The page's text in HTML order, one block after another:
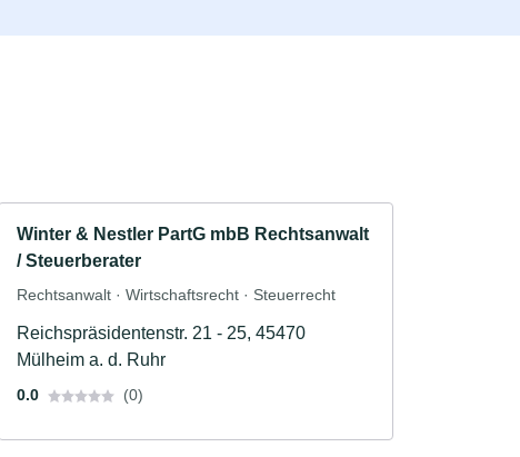
Winter & Nestler PartG mbB Rechtsanwalt
/ Steuerberater
Rechtsanwalt · Wirtschaftsrecht · Steuerrecht
Reichspräsidentenstr. 21 - 25, 45470
Mülheim a. d. Ruhr
0.0 (0)